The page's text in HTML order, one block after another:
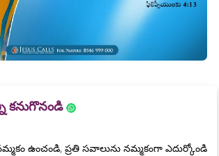
కనుగొనండి
ఉంచండి, ప్రతి సవాలును నమ్మకంగా ఎదుర్కోండి